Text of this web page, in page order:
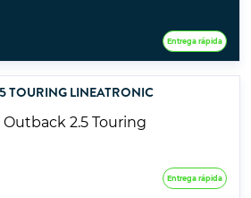
Entrega rápida
TOURING LINEATRONIC
Entrega rápida